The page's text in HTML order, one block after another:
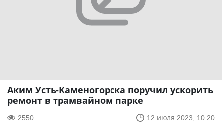
Аким Усть-Каменогорска поручил ускорить
ремонт в трамвайном парке
2550 12 июля 2023, 10:20